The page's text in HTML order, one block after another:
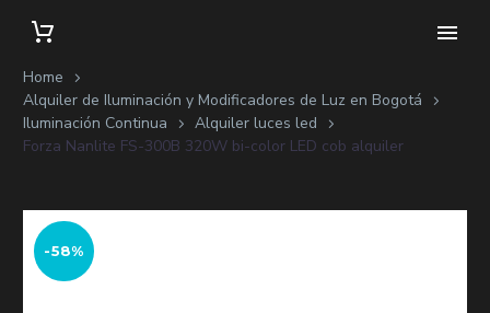
Home
Alquiler de Iluminación y Modificadores de Luz en Bogotá
Iluminación Continua
Alquiler luces led
Forza Nanlite FS-300B 320W bi-color LED cob alquiler
-58%